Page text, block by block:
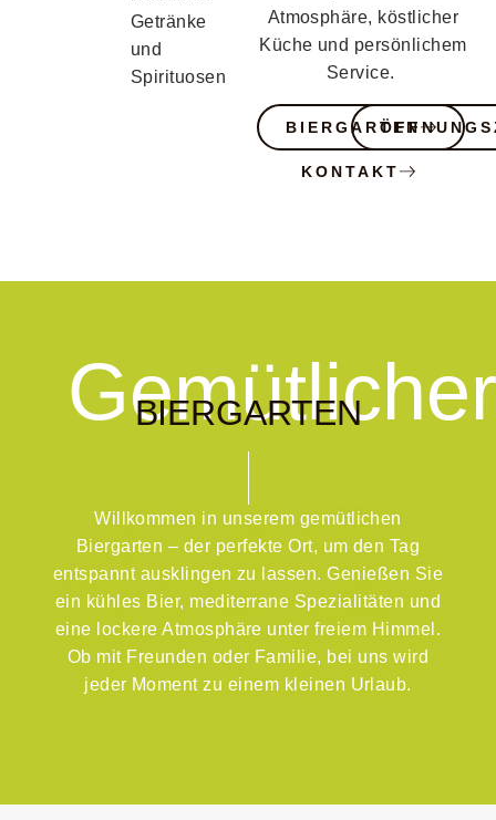
Atmosphäre, köstlicher
Küche und persönlichem
Service.
BIERGARTEN
KONTAKT
Gemütlicher
BIERGARTEN
Willkommen in unserem gemütlichen
Biergarten – der perfekte Ort, um den Tag
entspannt ausklingen zu lassen. Genießen Sie
ein kühles Bier, mediterrane Spezialitäten und
eine lockere Atmosphäre unter freiem Himmel.
Ob mit Freunden oder Familie, bei uns wird
jeder Moment zu einem kleinen Urlaub.